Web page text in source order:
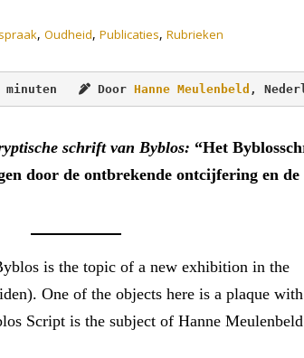
, Oudheid, Publicaties, Rubrieken
Door Hanne Meulenbeld ,
schrift van Byblos: “Het
door de ontbrekende ontcijfering en de
is the topic of a new exhibition in the
One of the objects here is a plaque
Script is the subject of Hanne